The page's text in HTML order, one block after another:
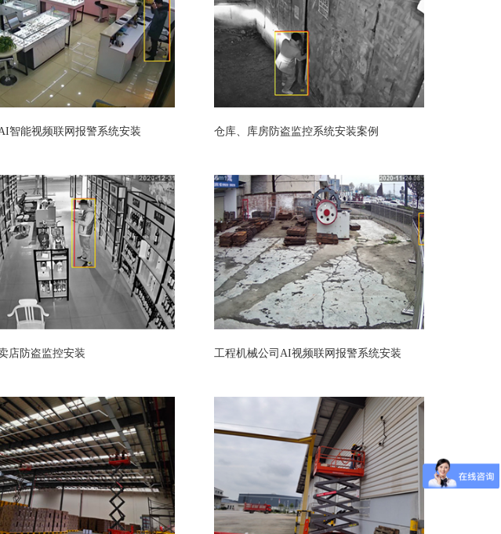
智能视频联网报警系统安装 仓库、库房防盗监控系统安装案例
店防盗监控安装 工程机械公司AI视频联网报警系统安装